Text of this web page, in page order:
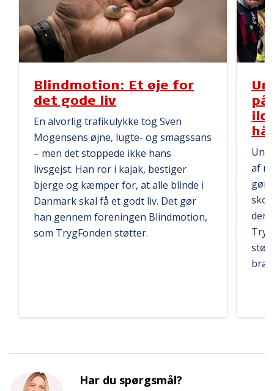
Blindmotion: Et øje for
det gode liv
En alvorlig trafikulykke tog Sven
Mogensens øjne, lugte- og smagssans
– men det stoppede ikke hans
livsgejst. Han ror i kajak, bestiger
bjerge og kæmper for, at alle blinde i
Danmark skal få et godt liv. Det gør
han gennem foreningen Blindmotion,
som TrygFonden støtter.
på
af
gør
der
Har du spørgsmål?